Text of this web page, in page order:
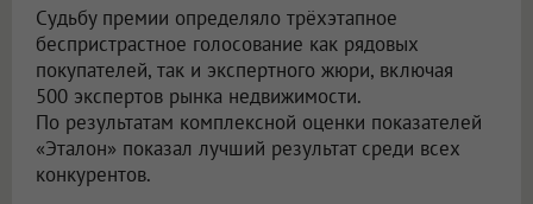
Судьбу премии определяло трёхэтапное
беспристрастное голосование как рядовых
покупателей, так и экспертного жюри, включая
500 экспертов рынка недвижимости.
По результатам комплексной оценки показателей
«Эталон» показал лучший результат среди всех
конкурентов.